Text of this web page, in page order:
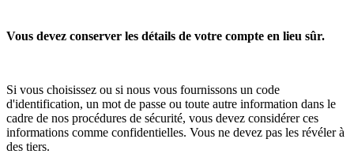
Vous devez conserver les détails de votre compte en lieu sûr.
Si vous choisissez ou si nous vous fournissons un code
d'identification, un mot de passe ou toute autre information dans le
cadre de nos procédures de sécurité, vous devez considérer ces
informations comme confidentielles. Vous ne devez pas les révéler à
des tiers.